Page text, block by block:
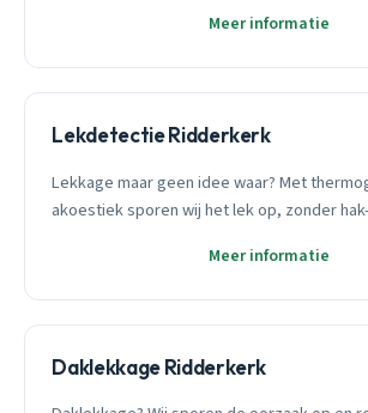
Meer informatie
Lekdetectie Ridderkerk
Lekkage maar geen idee waar? Met
akoestiek sporen wij het lek op, zonder
Meer informatie
Daklekkage Ridderkerk